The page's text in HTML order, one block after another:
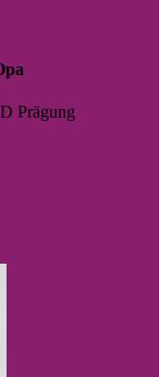
Prägung